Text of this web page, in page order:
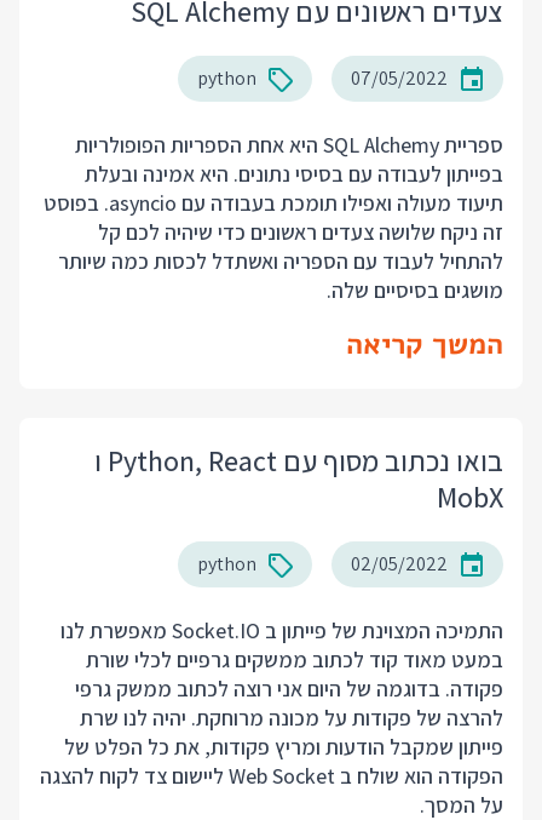
צעדים ראשונים עם SQL Alchemy
07/05/2022
python
ספריית SQL Alchemy היא אחת הספריות הפופולריות
בפייתון לעבודה עם בסיסי נתונים. היא אמינה ובעלת
תיעוד מעולה ואפילו תומכת בעבודה עם asyncio. בפוסט
זה ניקח שלושה צעדים ראשונים כדי שיהיה לכם קל
להתחיל לעבוד עם הספריה ואשתדל לכסות כמה שיותר
מושגים בסיסיים שלה.
המשך קריאה
בואו נכתוב מסוף עם Python, React ו
MobX
02/05/2022
python
התמיכה המצוינת של פייתון ב Socket.IO מאפשרת לנו
במעט מאוד קוד לכתוב ממשקים גרפיים לכלי שורת
פקודה. בדוגמה של היום אני רוצה לכתוב ממשק גרפי
להרצה של פקודות על מכונה מרוחקת. יהיה לנו שרת
פייתון שמקבל הודעות ומריץ פקודות, את כל הפלט של
הפקודה הוא שולח ב Web Socket ליישום צד לקוח להצגה
על המסך.